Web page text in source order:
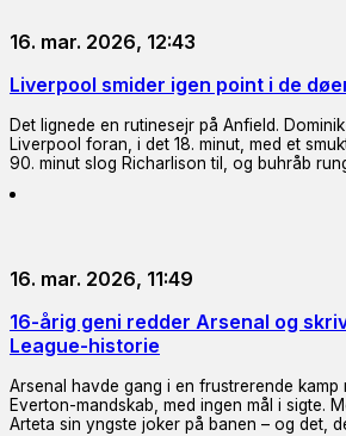
16. mar. 2026, 12:43
Liverpool smider igen point i de
Det lignede en rutinesejr på Anfield.
Liverpool foran, i det 18. minut, med et
90. minut slog Richarlison til, og buhråb
16. mar. 2026, 11:49
16-årig geni redder Arsenal og
League-historie
Arsenal havde gang i en frustrerende
Everton-mandskab, med ingen mål i sigte.
Arteta sin yngste joker på banen – og det,